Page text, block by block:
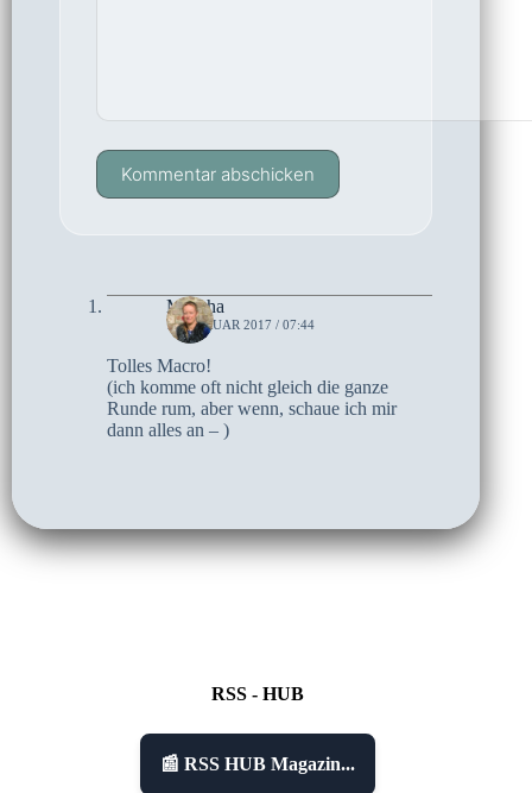
Kommentar abschicken
Mascha
1. FEBRUAR 2017 / 07:44
Tolles Macro!
(ich komme oft nicht gleich die ganze
Runde rum, aber wenn, schaue ich mir
dann alles an – )
RSS - HUB
📰 RSS HUB Magazin...